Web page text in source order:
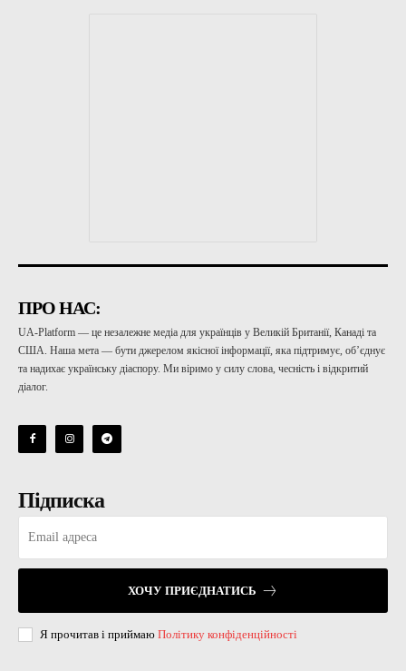
ПРО НАС:
UA-Platform — це незалежне медіа для українців у Великій Британії, Канаді та
США. Наша мета — бути джерелом якісної інформації, яка підтримує, об’єднує
та надихає українську діаспору. Ми віримо у силу слова, чесність і відкритий
діалог.
Підписка
ХОЧУ ПРИЄДНАТИСЬ
Я прочитав і приймаю Політику конфіденційності